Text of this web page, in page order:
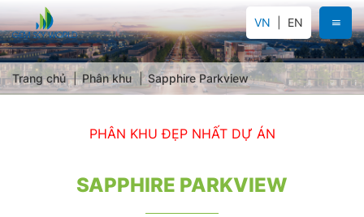
VN EN
Trang chủ Phân khu Sapphire Parkview
PHÂN KHU ĐẸP NHẤT DỰ ÁN
SAPPHIRE PARKVIEW